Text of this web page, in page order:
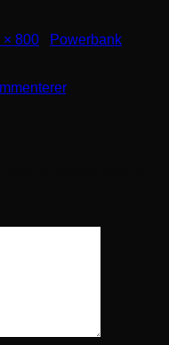
× 800
Powerbank
.